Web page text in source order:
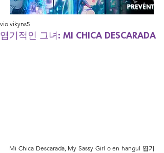
엽기적인 그녀: MI CHICA DESCARADA
vio.vikyns5
Mi Chica Descarada, My Sassy Girl o en hangul 엽기